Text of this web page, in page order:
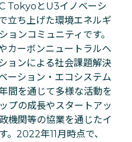
TokyoとU3イノベーシ
立ち上げた環境エネルギ
ョンコミュニティです。
カーボンニュートラルへ
ョンによる社会課題解決
ーション・エコシステム
間を通じて多様な活動を
プの成長やスタートアッ
機関等の協業を通じたイ
。2022年11月時点で、